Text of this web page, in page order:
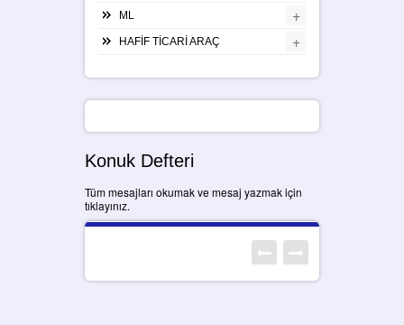
ML +
HAFİF TİCARİ ARAÇ +
Konuk Defteri
Tüm mesajları okumak ve mesaj yazmak için
tıklayınız.